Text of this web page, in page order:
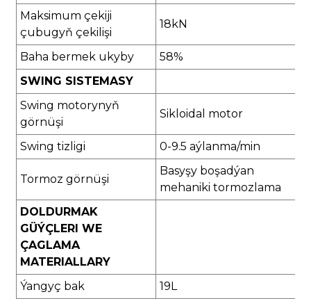
Maksimum çekiji
çubugyň çekilişi
18kN
Baha bermek ukyby
58%
SWING SISTEMASY
Swing motorynyň
görnüşi
Sikloidal motor
Swing tizligi 0-9.5 aýlanma/min
Tormoz görnüşi
Basyşy boşadýan
mehaniki tormozlama
DOLDURMAK
GÜÝÇLERI WE
ÇAGLAMA
MATERIALLARY
Ýangyç bak
19L